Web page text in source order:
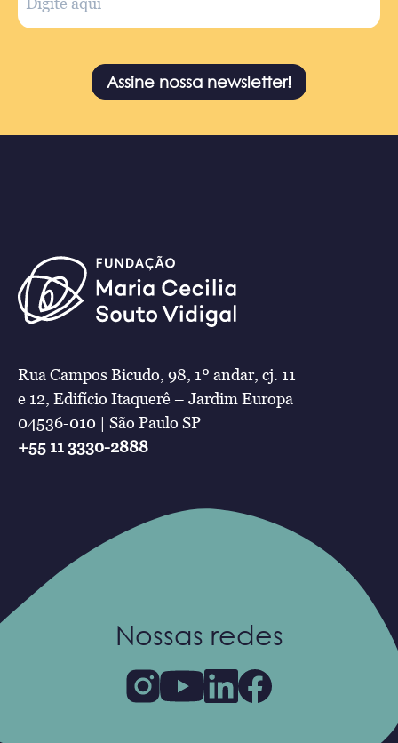
Assine nossa newsletter!
Rua Campos Bicudo, 98, 1º andar, cj. 11
e 12, Edifício Itaquerê – Jardim Europa
04536-010 | São Paulo SP
+55 11 3330-2888
Nossas redes